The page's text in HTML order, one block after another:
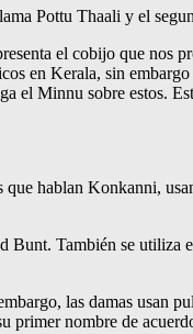
Pottu Thaali y el
el cobijo que nos
en Kerala, sin
Minnu sobre estos.
hablan Konkanni,
También se utiliza
las damas usan
nombre de